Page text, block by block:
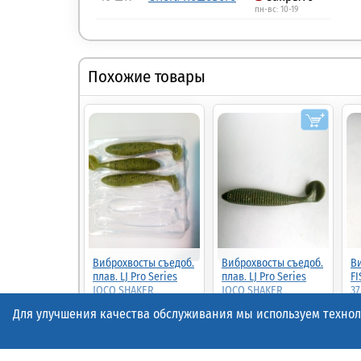
пн-вс: 10-19
Похожие товары
Виброхвосты съедоб.
плав. LJ Pro Series
JOCO SHAKER
(140301-F01)
Виброхвосты съедоб.
плав. LJ Pro Series
JOCO SHAKER
(140301-F08)
Для улучшения качества обслуживания мы используем